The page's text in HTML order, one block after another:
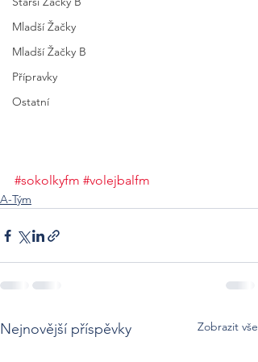
Mladší Žačky
Mladší Žačky B
Přípravky
Ostatní
#sokolkyfm #volejbalfm
A-Tým
Nejnovější příspěvky Zobrazit vše